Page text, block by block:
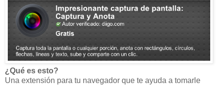
¿Qué es esto?
Una extensión para tu navegador que te ayuda a tomarle